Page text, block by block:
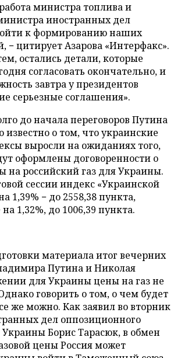
министра топлива и
иностранных дел
к формированию наших
− цитирует Азарова «Интерфакс».
остались детали, которые
согласовать окончательно, и
завтра у президентов
серьезные соглашения».
до начала переговоров Путина
известно о том, что украинские
выросли на ожиданиях того,
оформлены договоренности о
на российский газ для Украины.
сессии индекс «Украинской
1,39% − до 2558,38 пункта,
1,32%, до 1006,39 пункта.
материала итог вечерних
Путина и Николая
для Украины цены на газ не
говорить о том, о чем будет
же можно. Как заявил во вторник
дел оппозиционного
Украины Борис Тарасюк, в обмен
цены Россия может